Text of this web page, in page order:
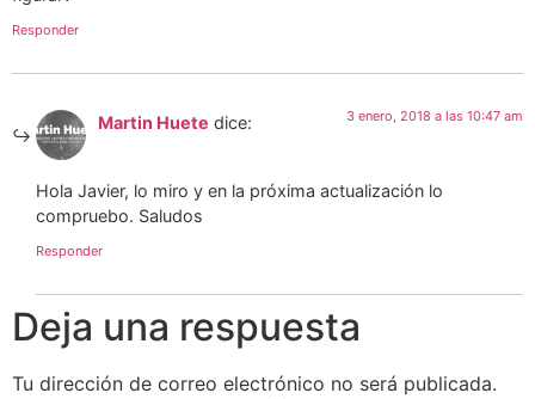
Responder
Martin Huete dice: 3 enero, 2018 a las 10:47 am
Hola Javier, lo miro y en la próxima actualización lo
compruebo. Saludos
Responder
Deja una respuesta
Tu dirección de correo electrónico no será publicada.